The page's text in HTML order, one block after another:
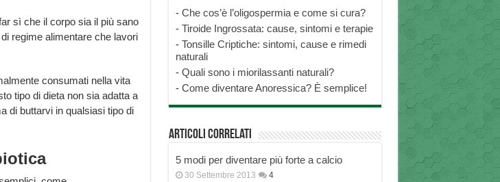
sì che il corpo sia il più sano
regime alimentare che lavori
consumati nella vita
tipo di dieta non sia adatta a
di buttarvi in qualsiasi tipo di
- Che cos’è l’oligospermia e come si cura?
- Tiroide Ingrossata: cause, sintomi e terapie
- Tonsille Criptiche: sintomi, cause e rimedi
naturali
- Quali sono i miorilassanti naturali?
- Come diventare Anoressica? È semplice!
Articoli correlati
5 modi per diventare più forte a calcio
30 Settembre 2013 4